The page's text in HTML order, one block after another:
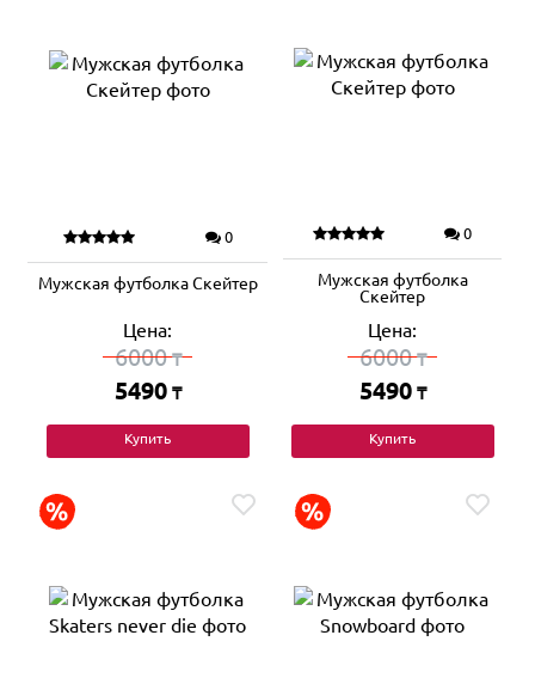
0
Мужская футболка Скейтер
Цена:
6000₸
5490 ₸
Купить
0
Мужская футболка
Скейтер
Цена:
6000₸
5490 ₸
Купить